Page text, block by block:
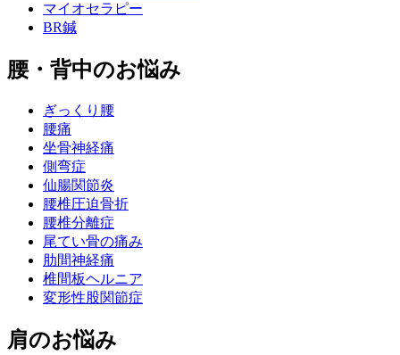
マイオセラピー
BR鍼
腰・背中のお悩み
ぎっくり腰
腰痛
坐骨神経痛
側弯症
仙腸関節炎
腰椎圧迫骨折
腰椎分離症
尾てい骨の痛み
肋間神経痛
椎間板ヘルニア
変形性股関節症
肩のお悩み